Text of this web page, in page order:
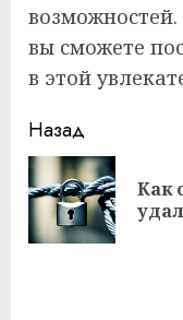
вы сможете
в этой
чтение
Назад
Как